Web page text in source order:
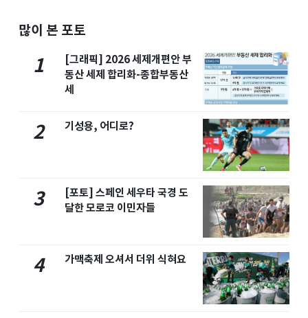
많이 본 포토
1
[그래픽] 2026 세제개편안 부
동산 세제 합리화-종합부동산
세
2 기성용, 어디로?
3
[포토] 스페인 세우타 국경 도
달한 모로코 이민자들
4 가맥축제 오셔서 더위 식혀요